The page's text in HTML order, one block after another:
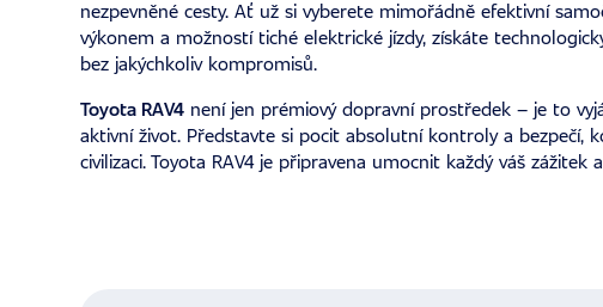
nezpevněné cesty. Ať už si vyberete mimořádně efektivní
výkonem a možností tiché elektrické jízdy, získáte
bez jakýchkoliv kompromisů.
Toyota RAV4 není jen prémiový dopravní prostředek – je to
aktivní život. Představte si pocit absolutní kontroly a bezpečí,
civilizaci. Toyota RAV4 je připravena umocnit každý váš